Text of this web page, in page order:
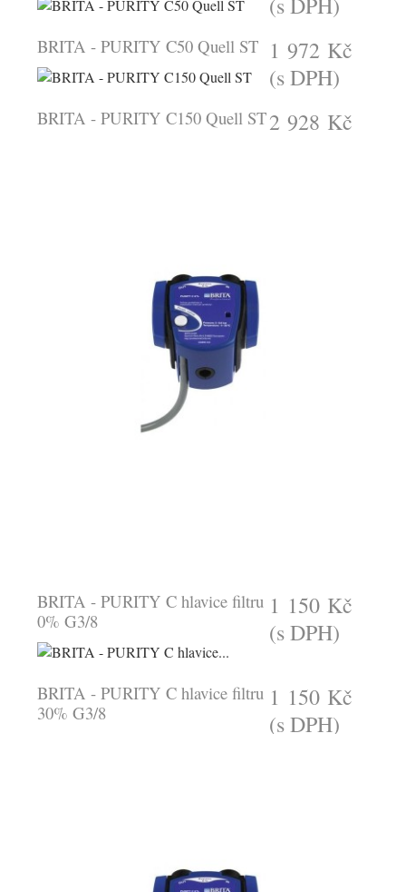
BRITA - PURITY C50 Quell ST 1 972 Kč
(s DPH)
BRITA - PURITY C150 Quell ST2 928 Kč
BRITA - PURITY C hlavice filtru
0% G3/8
1 150 Kč
(s DPH)
BRITA - PURITY C hlavice filtru
30% G3/8
1 150 Kč
(s DPH)